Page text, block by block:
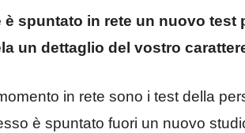
è spuntato in rete un nuovo
un dettaglio del vostro
in rete sono i test della
è spuntato fuori un nuovo